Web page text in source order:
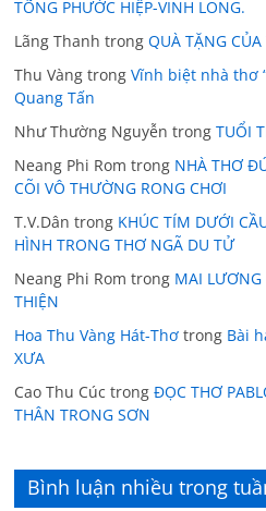
TỐNG PHƯỚC HIỆP-VINH LONG.
Lãng Thanh trongQUÀ TẶNG
Thu Vàng trongVĩnh biệt nhà thơ
Quang Tấn
Như Thường Nguyễn trongTUỔI
Neang Phi Rom trong NHÀ THƠ
CÕI VÔ THƯỜNG RONG CHƠI
T.V.Dân trong KHÚC TÍM DƯỚI
HÌNH TRONG THƠ NGÃ DU TỬ
Neang Phi Rom trong MAI
THIỆN
Hoa Thu Vàng Hát-Thơ trong Bài
XƯA
Cao Thu Cúc trongĐỌC THƠ
THÂN TRONG SƠN
Bình luận nhiều trong